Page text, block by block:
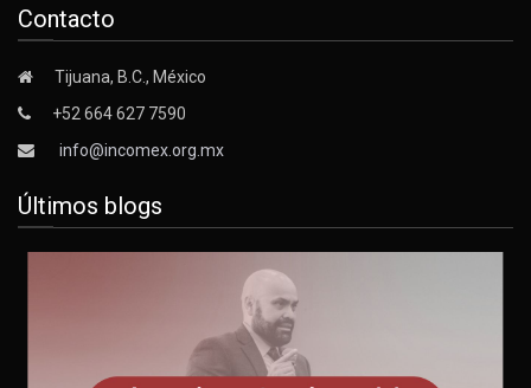
Contacto
Tijuana, B.C., México
+52 664 627 7590
info@incomex.org.mx
Últimos blogs